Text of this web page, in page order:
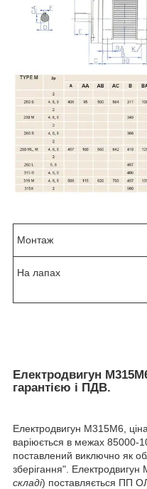
Монтаж
На лапах
Електродвигун
гарантією і ПДВ.
Електродвигун М315М6,
варіюється в межах 85000-
поставлений виключно як
зберігання".
складі) поставляється ПП